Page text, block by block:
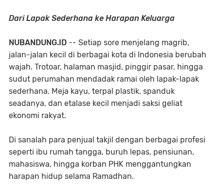
Dari Lapak Sederhana ke Harapan Keluarga
NUBANDUNG.ID -- Setiap sore menjelang magrib,
jalan-jalan kecil di berbagai kota di Indonesia berubah
wajah. Trotoar, halaman masjid, pinggir pasar, hingga
sudut perumahan mendadak ramai oleh lapak-lapak
sederhana. Meja kayu, terpal plastik, spanduk
seadanya, dan etalase kecil menjadi saksi geliat
ekonomi rakyat.
Di sanalah para penjual takjil dengan berbagai profesi
seperti ibu rumah tangga, buruh lepas, pensiunan,
mahasiswa, hingga korban PHK menggantungkan
harapan hidup selama Ramadhan.